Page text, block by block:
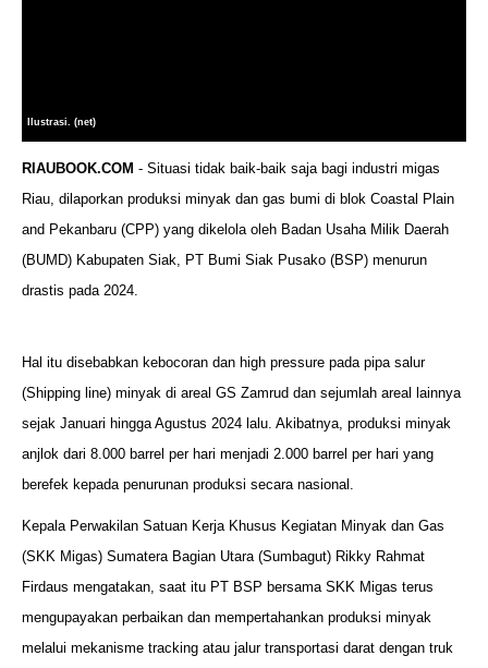
Ilustrasi. (net)
RIAUBOOK.COM - Situasi tidak baik-baik saja bagi industri migas
Riau, dilaporkan produksi minyak dan gas bumi di blok Coastal Plain
and Pekanbaru (CPP) yang dikelola oleh Badan Usaha Milik Daerah
(BUMD) Kabupaten Siak, PT Bumi Siak Pusako (BSP) menurun
drastis pada 2024.
Hal itu disebabkan kebocoran dan high pressure pada pipa salur
(Shipping line) minyak di areal GS Zamrud dan sejumlah areal lainnya
sejak Januari hingga Agustus 2024 lalu. Akibatnya, produksi minyak
anjlok dari 8.000 barrel per hari menjadi 2.000 barrel per hari yang
berefek kepada penurunan produksi secara nasional.
Kepala Perwakilan Satuan Kerja Khusus Kegiatan Minyak dan Gas
(SKK Migas) Sumatera Bagian Utara (Sumbagut) Rikky Rahmat
Firdaus mengatakan, saat itu PT BSP bersama SKK Migas terus
mengupayakan perbaikan dan mempertahankan produksi minyak
melalui mekanisme tracking atau jalur transportasi darat dengan truk